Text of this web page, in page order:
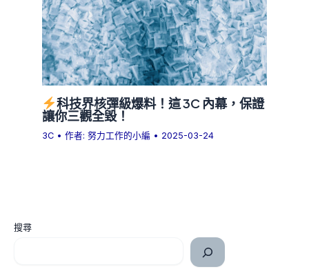
科技界核彈級爆料！這 3C 內幕，保證
讓你三觀全毀！
3C • 作者:努力工作的小編 • 2025-03-24
搜尋